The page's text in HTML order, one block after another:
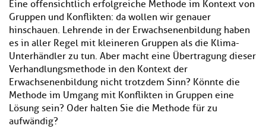
Eine offensichtlich erfolgreiche Methode im Kontext von
Gruppen und Konflikten: da wollen wir genauer
hinschauen. Lehrende in der Erwachsenenbildung haben
es in aller Regel mit kleineren Gruppen als die Klima-
Unterhändler zu tun. Aber macht eine Übertragung dieser
Verhandlungsmethode in den Kontext der
Erwachsenenbildung nicht trotzdem Sinn? Könnte die
Methode im Umgang mit Konflikten in Gruppen eine
Lösung sein? Oder halten Sie die Methode für zu
aufwändig?